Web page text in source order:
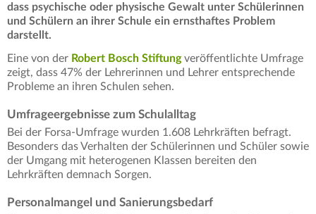
dass psychische oder physische Gewalt unter Schülerinnen
und Schülern an ihrer Schule ein ernsthaftes Problem
darstellt.
Eine von der Robert Bosch Stiftungveröffentlichte Umfrage
zeigt, dass 47% der Lehrerinnen und Lehrer entsprechende
Probleme an ihren Schulen sehen.
Umfrageergebnisse zum Schulalltag
Bei der Forsa-Umfrage wurden 1.608 Lehrkräften befragt.
Besonders das Verhalten der Schülerinnen und Schüler sowie
der Umgang mit heterogenen Klassen bereiten den
Lehrkräften demnach Sorgen.
Personalmangel und Sanierungsbedarf